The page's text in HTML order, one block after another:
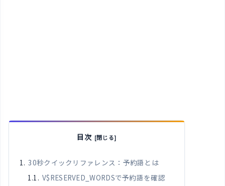
目次
30秒クイックリファレンス：予約語とは
V$RESERVED_WORDSで予約語を確認